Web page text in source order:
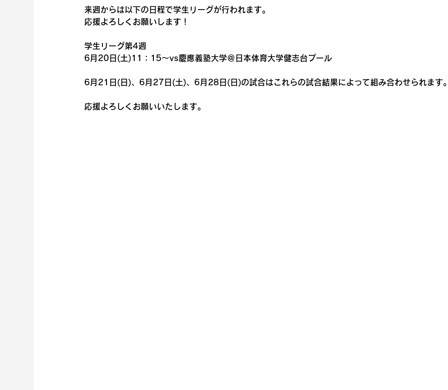
来週からは以下の日程で学生リーグが行われます。
応援よろしくお願いします！
学生リーグ第4週
6月20日(土)11：15～vs慶應義塾大学＠日本体育大学健志台プール
6月21日(日)、6月27日(土)、6月28日(日)の試合はこれらの試合結果によって組み合わせられます。
応援よろしくお願いいたします。